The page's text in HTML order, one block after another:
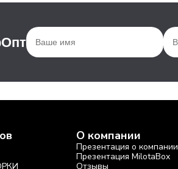
О компании
Презентация о компании
Презентация MilotaBox
Отзывы